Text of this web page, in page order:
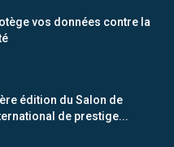
vos données contre la
édition du Salon de
de prestige...